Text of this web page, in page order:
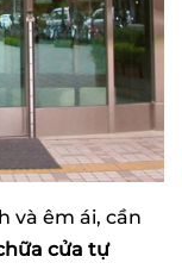
và êm ái, cần
cửa tự